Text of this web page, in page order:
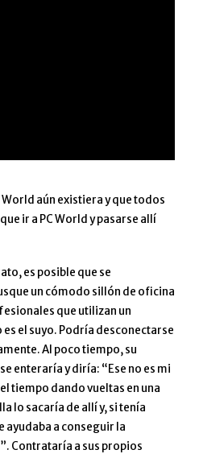
World aún existiera y que todos
ir a PC World y pasarse allí
es posible que se
un cómodo sillón de oficina
que utilizan un
es el suyo. Podría desconectarse
Al poco tiempo, su
enteraría y diría: “Ese no es mi
tiempo dando vueltas en una
lo sacaría de allí y, si tenía
ayudaba a conseguir la
Contrataría a sus propios